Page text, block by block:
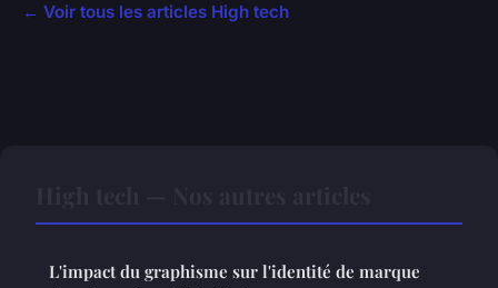
← Voir tous les articles High tech
L'impact du graphisme sur l'identité de marque